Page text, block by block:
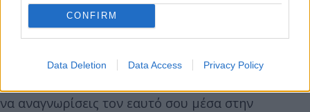
CONFIRM
Data Deletion Data Access Privacy Policy
καταστροφή συνυπήρχαν σε κάθε νότα, αλλά δεν
ήξερες αν ο Cobain θα παίξει ή αν θα εμφανιστεί
Όταν τραγουδούσε, «I'm not like them, but I can
να αναγνωρίσεις τον εαυτό σου μέσα στην